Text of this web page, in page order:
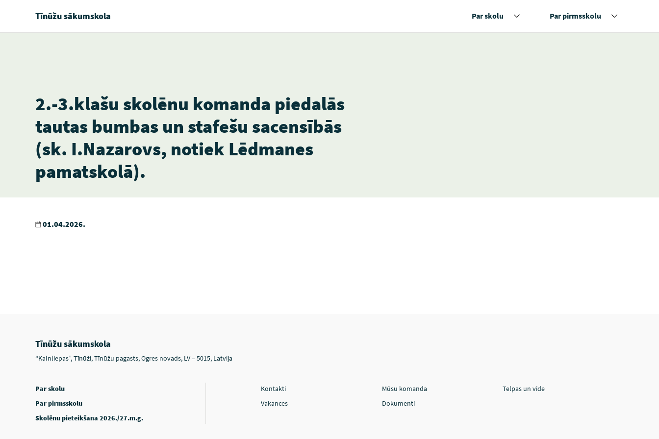
Tīnūžu sākumskola Par skolu Par pirmsskolu
2.-3.klašu skolēnu komanda piedalās
tautas bumbas un stafešu sacensībās
(sk. I.Nazarovs, notiek Lēdmanes
pamatskolā).
01.04.2026.
Tīnūžu sākumskola
“Kalnliepas”, Tīnūži, Tīnūžu pagasts, Ogres novads, LV – 5015, Latvija
Par skolu
Par pirmsskolu
Skolēnu pieteikšana 2026./27.m.g.
Kontakti Mūsu komanda
Telpas un vide
Vakances
Dokumenti